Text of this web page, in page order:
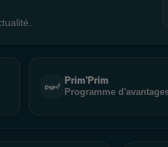
Prim'Prim
Programme